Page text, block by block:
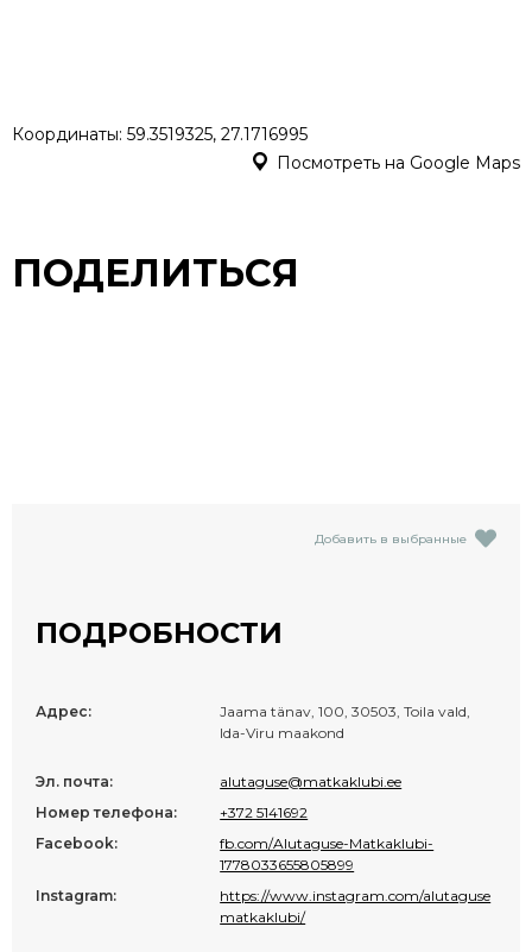
Координаты: 59.3519325, 27.1716995
Посмотреть на Google Maps
ПОДЕЛИТЬСЯ
Добавить в выбранные
ПОДРОБНОСТИ
Адрес:
Jaama tänav, 100, 30503, Toila vald,
Ida-Viru maakond
Эл. почта:
alutaguse@matkaklubi.ee
Номер телефона:
+372 5141692
Facebook:
fb.com/Alutaguse-Matkaklubi-
1778033655805899
Instagram:
https://www.instagram.com/alutaguse
matkaklubi/